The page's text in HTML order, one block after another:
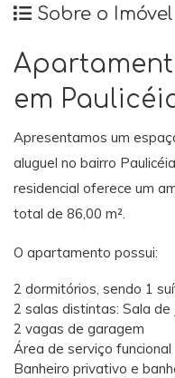
Sobre o Imóvel
em
Apresentamos um
aluguel no bairro
residencial oferece um
total de 86,00 m².
O apartamento possui:
2 dormitórios, sendo 1
2 salas distintas: Sala
2 vagas de garagem
Área de serviço funcional
Banheiro privativo e